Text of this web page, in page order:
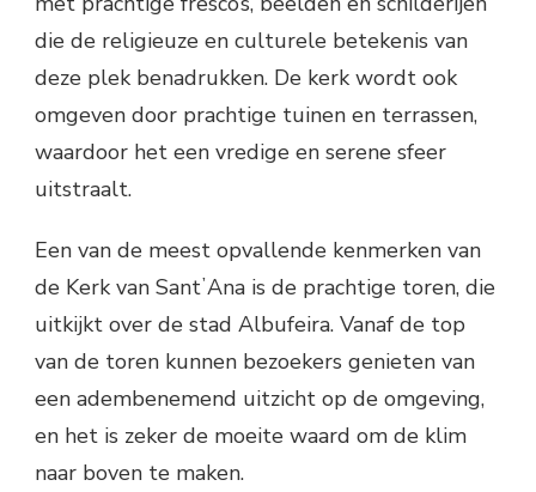
die de religieuze en culturele betekenis van
deze plek benadrukken. De kerk wordt ook
omgeven door prachtige tuinen en terrassen,
waardoor het een vredige en serene sfeer
uitstraalt.
Een van de meest opvallende kenmerken van
de Kerk van SantʼAna is de prachtige toren, die
uitkijkt over de stad Albufeira. Vanaf de top
van de toren kunnen bezoekers genieten van
een adembenemend uitzicht op de omgeving,
en het is zeker de moeite waard om de klim
naar boven te maken.